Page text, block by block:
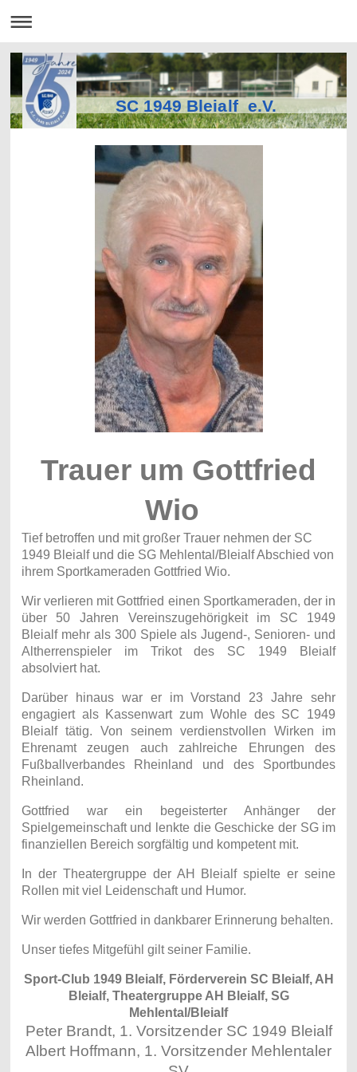
SC 1949 Bleialf e.V.
Trauer um Gottfried
Wio
Tief betroffen und mit großer Trauer nehmen der SC
1949 Bleialf und die SG Mehlental/Bleialf Abschied von
ihrem Sportkameraden Gottfried Wio.
Wir verlieren mit Gottfried einen Sportkameraden, der in
über 50 Jahren Vereinszugehörigkeit im SC 1949
Bleialf mehr als 300 Spiele als Jugend-, Senioren- und
Altherrenspieler im Trikot des SC 1949 Bleialf
absolviert hat.
Darüber hinaus war er im Vorstand 23 Jahre sehr
engagiert als Kassenwart zum Wohle des SC 1949
Bleialf tätig. Von seinem verdienstvollen Wirken im
Ehrenamt zeugen auch zahlreiche Ehrungen des
Fußballverbandes Rheinland und des Sportbundes
Rheinland.
Gottfried war ein begeisterter Anhänger der
Spielgemeinschaft und lenkte die Geschicke der SG im
finanziellen Bereich sorgfältig und kompetent mit.
In der Theatergruppe der AH Bleialf spielte er seine
Rollen mit viel Leidenschaft und Humor.
Wir werden Gottfried in dankbarer Erinnerung behalten.
Unser tiefes Mitgefühl gilt seiner Familie.
Sport-Club 1949 Bleialf, Förderverein SC Bleialf, AH
Bleialf, Theatergruppe AH Bleialf, SG
Mehlental/Bleialf
Peter Brandt, 1. Vorsitzender SC 1949 Bleialf
Albert Hoffmann, 1. Vorsitzender Mehlentaler